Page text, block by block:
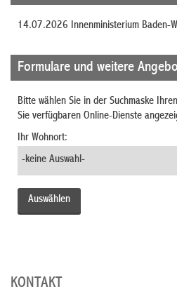
14.07.2026 Innenministerium Baden-
Formulare und weitere
Bitte wählen Sie in der Suchmaske
Sie verfügbaren Online-Dienste
Ihr Wohnort:
KONTAKT